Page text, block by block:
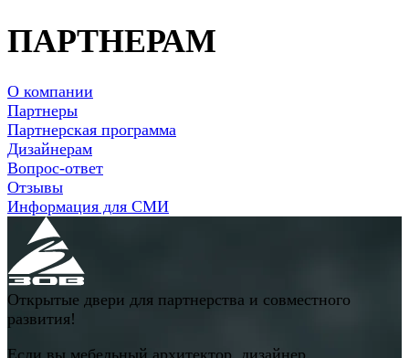
ПАРТНЕРАМ
О компании
Партнеры
Партнерская программа
Дизайнерам
Вопрос-ответ
Отзывы
Информация для СМИ
Открытые двери для партнерства и совместного
развития!